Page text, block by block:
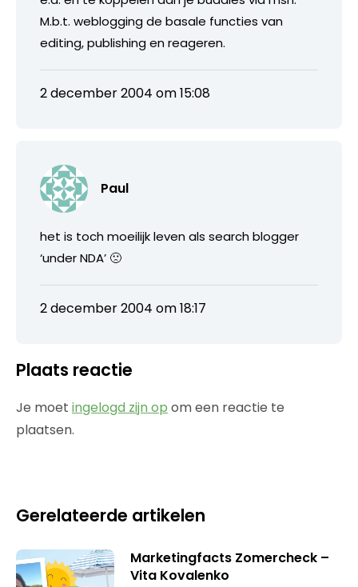
M.b.t. weblogging de basale functies van
editing, publishing en reageren.
2 december 2004 om 15:08
Paul
het is toch moeilijk leven als search blogger
‘under NDA’ 🙁
2 december 2004 om 18:17
Plaats reactie
Je moet ingelogd zijn op om een reactie te
plaatsen.
Gerelateerde artikelen
Marketingfacts Zomercheck –
Vita Kovalenko